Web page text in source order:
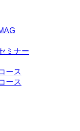
ミナー
ース
ース